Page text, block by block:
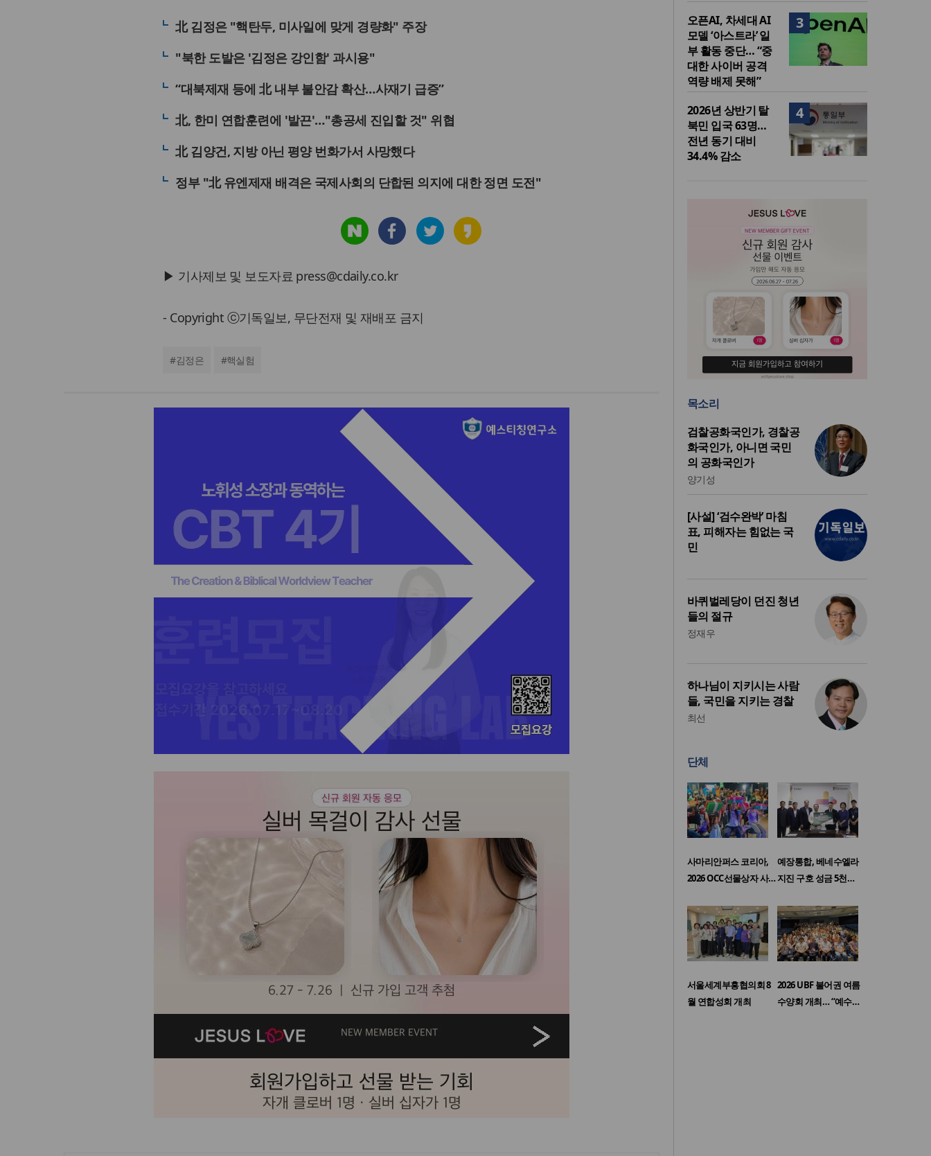
北 김정은 "핵탄두, 미사일에 맞게 경량화" 주장
"북한 도발은 '김정은 강인함' 과시용"
“대북제재 등에 北 내부 불안감 확산…사재기 급증”
北, 한미 연합훈련에 '발끈'…"총공세 진입할 것" 위협
北 김양건, 지방 아닌 평양 번화가서 사망했다
정부 "北 유엔제재 배격은 국제사회의 단합된 의지에 대한 정면 도전"
▶ 기사제보 및 보도자료 press@cdaily.co.kr
- Copyright ⓒ기독일보, 무단전재 및 재배포 금지
#김정은 #핵실험
3
오픈AI, 차세대 AI
모델 ‘아스트라’ 일
부 활동 중단… “중
대한 사이버 공격
역량 배제 못해”
4
2026년 상반기 탈
북민 입국 63명…
전년 동기 대비
34.4% 감소
목소리
검찰공화국인가, 경찰공
화국인가, 아니면 국민
의 공화국인가
양기성
[사설] ‘검수완박’ 마침
표, 피해자는 힘없는 국
민
바퀴벌레당이 던진 청년
들의 절규
정재우
하나님이 지키시는 사람
들, 국민을 지키는 경찰
최선
단체
사마리안퍼스 코리아,
2026 OCC선물상자 사…
예장통합, 베네수엘라
지진 구호 성금 5천…
서울세계부흥협의회 8
월 연합성회 개최
2026 UBF 불어권 여름
수양회 개최… “예수…